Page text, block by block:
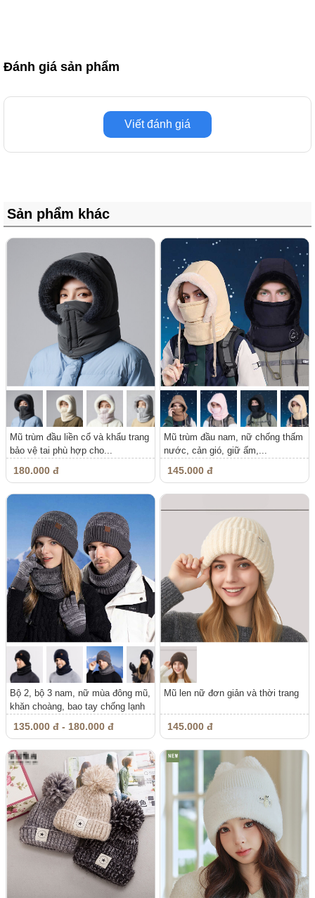
Đánh giá sản phẩm
Viết đánh giá
Sản phẩm khác
Mũ trùm đầu liền cổ và khẩu trang
bảo vệ tai phù hợp cho...
180.000 đ
Mũ trùm đầu nam, nữ chống thấm
nước, cản gió, giữ ấm,...
145.000 đ
Bộ 2, bộ 3 nam, nữ mùa đông mũ,
khăn choàng, bao tay chống lạnh
135.000 đ - 180.000 đ
Mũ len nữ đơn giản và thời trang
145.000 đ